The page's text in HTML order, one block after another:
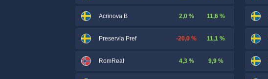
Acrinova B 2,0 % 11,6 %
Preservia Pref -20,0 % 11,1 %
RomReal 4,3 % 9,9 %